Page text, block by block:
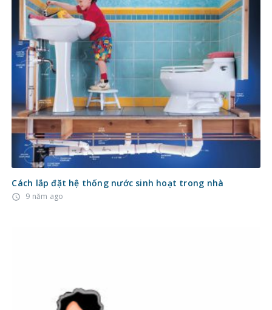
Cách lắp đặt hệ thống nước sinh hoạt trong nhà
access_time 9 năm ago